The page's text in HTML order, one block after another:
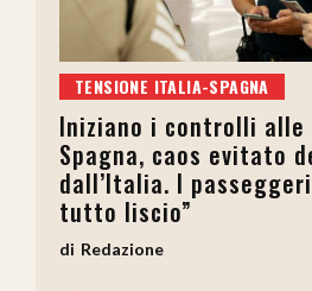
TENSIONE ITALIA-SPAGNA
Iniziano i controlli
Spagna, caos evitato
dall’Italia. I
tutto liscio”
Redazione